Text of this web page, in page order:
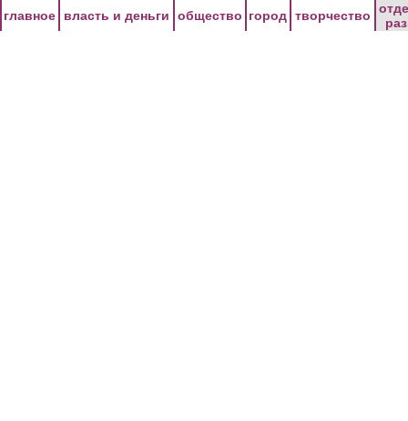
главное власть и деньги общество город творчество